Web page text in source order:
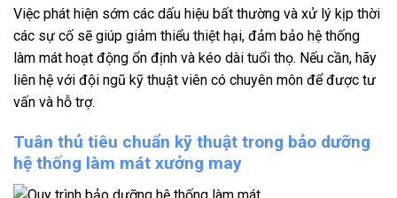
Việc phát hiện sớm các dấu hiệu bất thường và xử lý kịp thời
các sự cố sẽ giúp giảm thiểu thiệt hại, đảm bảo hệ thống
làm mát hoạt động ổn định và kéo dài tuổi thọ. Nếu cần, hãy
liên hệ với đội ngũ kỹ thuật viên có chuyên môn để được tư
vấn và hỗ trợ.
Tuân thủ tiêu chuẩn kỹ thuật trong bảo dưỡng
hệ thống làm mát xưởng may